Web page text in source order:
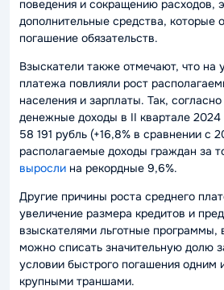
поведения и сокращению расходов,
дополнительные средства, которые
погашение обязательств.
Взыскатели также отмечают, что на
платежа повлияли рост
населения и зарплаты. Так,
денежные доходы в II квартале 2024
58 191 рубль (+16,8% в сравнении с
располагаемые доходы граждан за
выросли на рекордные 9,6%.
Другие причины роста среднего
увеличение размера кредитов и
взыскателями льготные программы,
можно списать значительную долю
условии быстрого погашения одним
крупными траншами.